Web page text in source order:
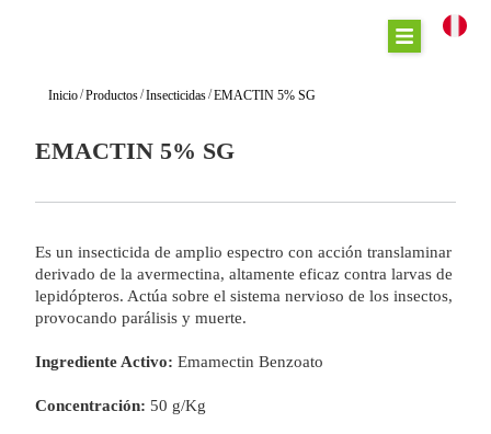
Inicio/Productos/Insecticidas/EMACTIN 5% SG
EMACTIN 5% SG
Es un insecticida de amplio espectro con acción translaminar
derivado de la avermectina, altamente eficaz contra larvas de
lepidópteros. Actúa sobre el sistema nervioso de los insectos,
provocando parálisis y muerte.
Ingrediente Activo:Emamectin Benzoato
Concentración: 50 g/Kg